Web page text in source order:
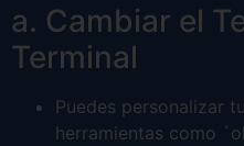
a. Cambiar el
Terminal
Puedes personalizar
herramientas como